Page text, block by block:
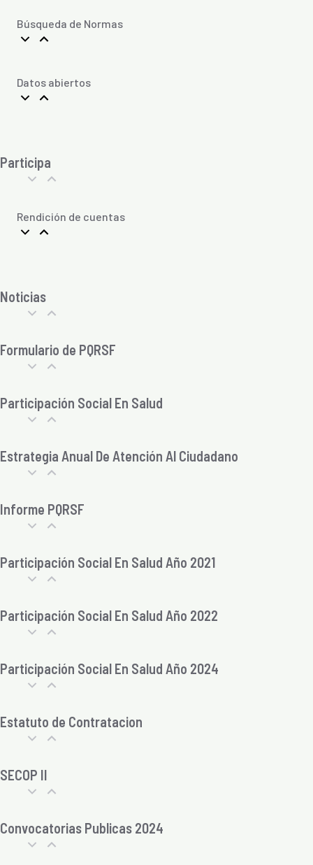
Búsqueda de Normas
Datos abiertos
Participa
Rendición de cuentas
Noticias
Formulario de PQRSF
Participación Social En Salud
Estrategia Anual De Atención Al Ciudadano
Informe PQRSF
Participación Social En Salud Año 2021
Participación Social En Salud Año 2022
Participación Social En Salud Año 2024
Estatuto de Contratacion
SECOP II
Convocatorias Publicas 2024